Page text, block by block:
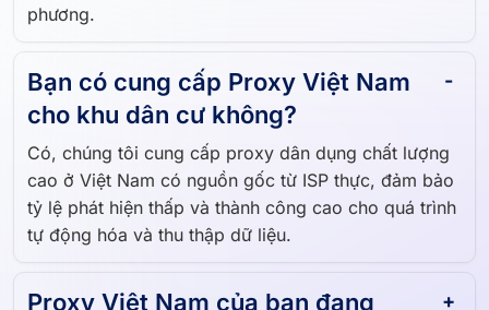
phương.
Bạn có cung cấp Proxy Việt Nam
cho khu dân cư không?
Có, chúng tôi cung cấp proxy dân dụng chất lượng
cao ở Việt Nam có nguồn gốc từ ISP thực, đảm bảo
tỷ lệ phát hiện thấp và thành công cao cho quá trình
tự động hóa và thu thập dữ liệu.
Proxy Việt Nam của bạn đang